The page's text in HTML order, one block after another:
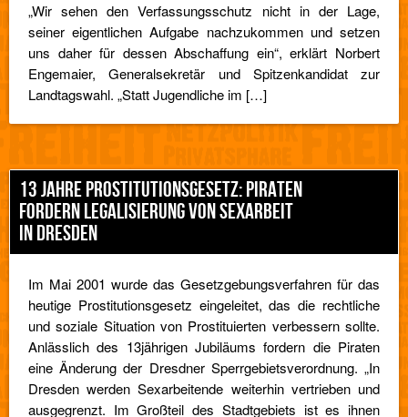
„Wir sehen den Verfassungsschutz nicht in der Lage,
seiner eigentlichen Aufgabe nachzukommen und setzen
uns daher für dessen Abschaffung ein“, erklärt Norbert
Engemaier, Generalsekretär und Spitzenkandidat zur
Landtagswahl. „Statt Jugendliche im […]
13 JAHRE PROSTITUTIONSGESETZ: PIRATEN
FORDERN LEGALISIERUNG VON SEXARBEIT
IN DRESDEN
Im Mai 2001 wurde das Gesetzgebungsverfahren für das
heutige Prostitutionsgesetz eingeleitet, das die rechtliche
und soziale Situation von Prostituierten verbessern sollte.
Anlässlich des 13jährigen Jubiläums fordern die Piraten
eine Änderung der Dresdner Sperrgebietsverordnung. „In
Dresden werden Sexarbeitende weiterhin vertrieben und
ausgegrenzt. Im Großteil des Stadtgebiets ist es ihnen